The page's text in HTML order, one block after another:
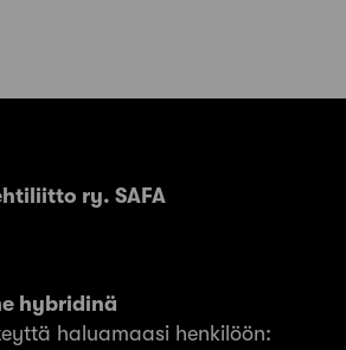
ry. SAFA
hybridinä
haluamaasi henkilöön: